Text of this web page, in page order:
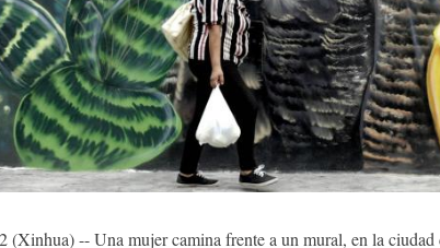
-- Una mujer camina frente a un mural, en la ciudad